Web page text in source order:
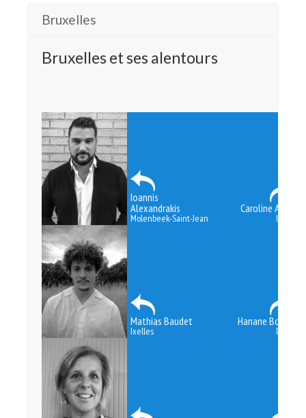
Bruxelles
Bruxelles et ses alentours
Ioannis
Alexandrakis
Molenbeek-Saint-Jean
Caroline Angé
Uccle
Mathias Baudet
Ixelles
Hanane Boguz
Uccle